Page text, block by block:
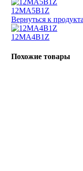
12MA5B1Z
Вернуться к
12MA4B1Z
Похожие товары